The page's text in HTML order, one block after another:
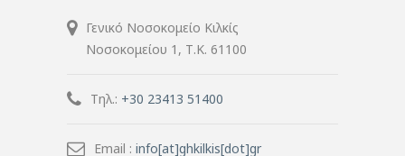
Γενικό Νοσοκομείο Κιλκίς
Νοσοκομείου 1, Τ.Κ. 61100
Τηλ.: +30 23413 51400
Email : info[at]ghkilkis[dot]gr